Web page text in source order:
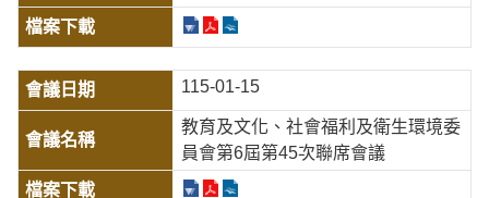
115-01-15
教育及文化、社會福利及衛生環境委
員會第6屆第45次聯席會議